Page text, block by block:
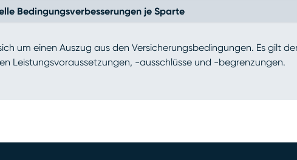
Bedingungsverbesserungen je Sparte
um einen Auszug aus den Versicherungsbedingungen. Es gilt
Leistungsvoraussetzungen, -ausschlüsse und -begrenzungen.